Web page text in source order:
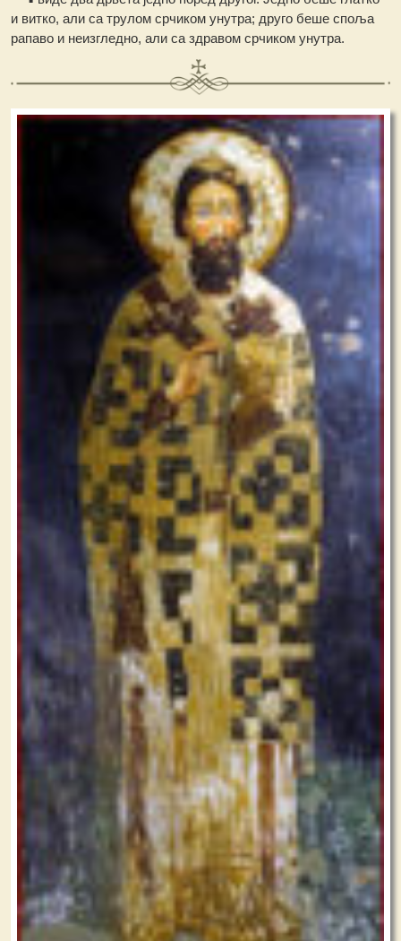
и витко, али са трулом срчиком унутра; друго беше споља
рапаво и неизгледно, али са здравом срчиком унутра.